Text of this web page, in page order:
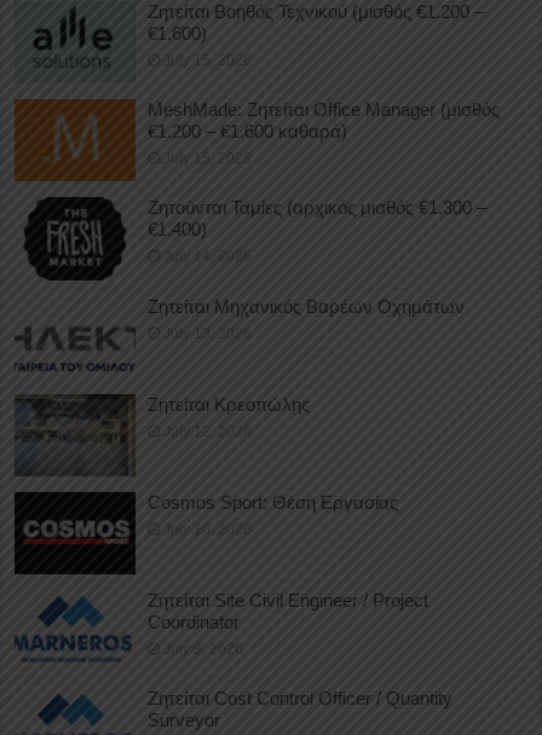
Ζητείται Βοηθός Τεχνικού (μισθός €1.200 –
€1.600)
July 15, 2026
MeshMade: Ζητείται Office Manager (μισθός
€1.200 – €1.600 καθαρά)
July 15, 2026
Ζητούνται Ταμίες (αρχικός μισθός €1.300 –
€1.400)
July 14, 2026
Ζητείται Μηχανικός Βαρέων Οχημάτων
July 13, 2026
Ζητείται Κρεοπώλης
July 12, 2026
Cosmos Sport: Θέση Εργασίας
July 10, 2026
Ζητείται Site Civil Engineer / Project
Coordinator
July 9, 2026
Ζητείται Cost Control Officer / Quantity
Surveyor